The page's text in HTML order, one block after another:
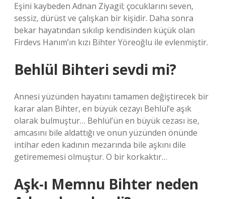
Eşini kaybeden Adnan Ziyagil; çocuklarını seven,
sessiz, dürüst ve çalışkan bir kişidir. Daha sonra
bekar hayatından sıkılıp kendisinden küçük olan
Firdevs Hanım’ın kızı Bihter Yöreoğlu ile evlenmiştir.
Behlül Bihteri sevdi mi?
Annesi yüzünden hayatını tamamen değiştirecek bir
karar alan Bihter, en büyük cezayı Behlül’e aşık
olarak bulmuştur… Behlül’ün en büyük cezası ise,
amcasını bile aldattığı ve onun yüzünden önünde
intihar eden kadının mezarında bile aşkını dile
getirememesi olmuştur. O bir korkaktır…
Aşk-ı Memnu Bihter neden